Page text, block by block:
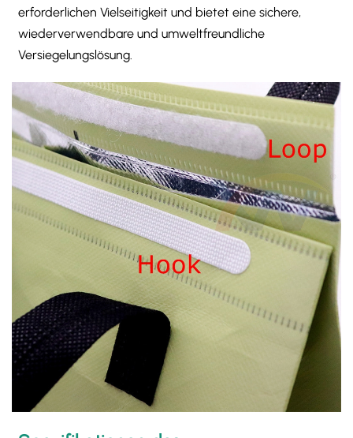
erforderlichen Vielseitigkeit und bietet eine sichere,
wiederverwendbare und umweltfreundliche
Versiegelungslösung.